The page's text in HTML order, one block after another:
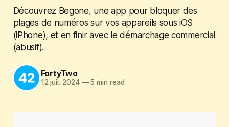
Découvrez Begone, une app pour bloquer des
plages de numéros sur vos appareils sous iOS
(iPhone), et en finir avec le démarchage commercial
(abusif).
FortyTwo
12 juil. 2024 —5 min read